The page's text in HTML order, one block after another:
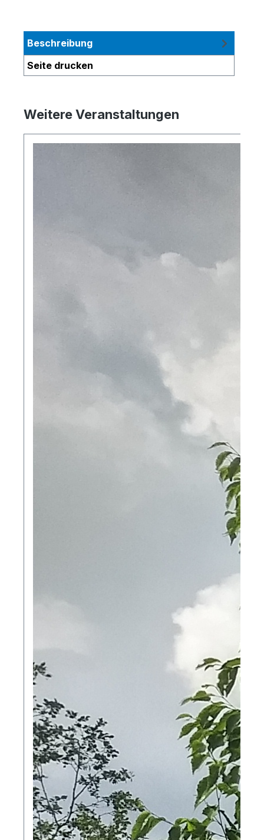
Beschreibung
Seite drucken
Weitere Veranstaltungen